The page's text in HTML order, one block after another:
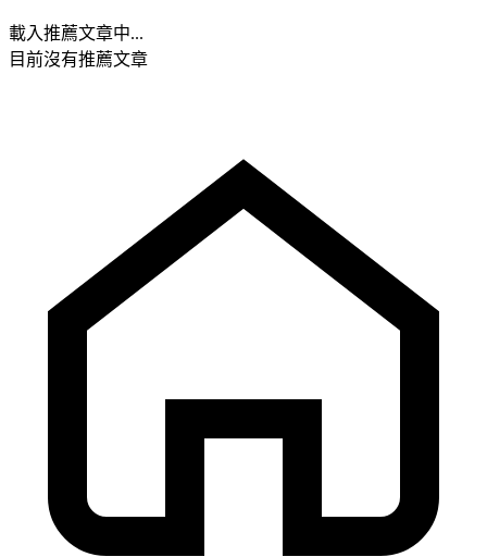
載入推薦文章中...
目前沒有推薦文章